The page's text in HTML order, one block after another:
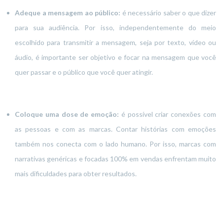
Adeque a mensagem ao público: é necessário saber o que dizer
para sua audiência. Por isso, independentemente do meio
escolhido para transmitir a mensagem, seja por texto, vídeo ou
áudio, é importante ser objetivo e focar na mensagem que você
quer passar e o público que você quer atingir.
Coloque uma dose de emoção: é possível criar conexões com
as pessoas e com as marcas. Contar histórias com emoções
também nos conecta com o lado humano. Por isso, marcas com
narrativas genéricas e focadas 100% em vendas enfrentam muito
mais dificuldades para obter resultados.